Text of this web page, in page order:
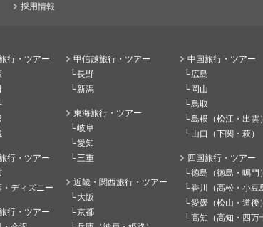
採用情報
行・ツアー
行・ツアー
・ディズニー
行・ツアー
甲信越旅行・ツアー
長野
新潟
東海旅行・ツアー
岐阜
愛知
三重
近畿・関西旅行・ツアー
大阪
京都
中国旅行・ツアー
広島
岡山
鳥取
島根（松江・出雲）
山口（下関・萩）
四国旅行・ツアー
徳島（徳島・鳴門）
香川（高松・小豆
愛媛（松山・道後）
高知（高知・四万